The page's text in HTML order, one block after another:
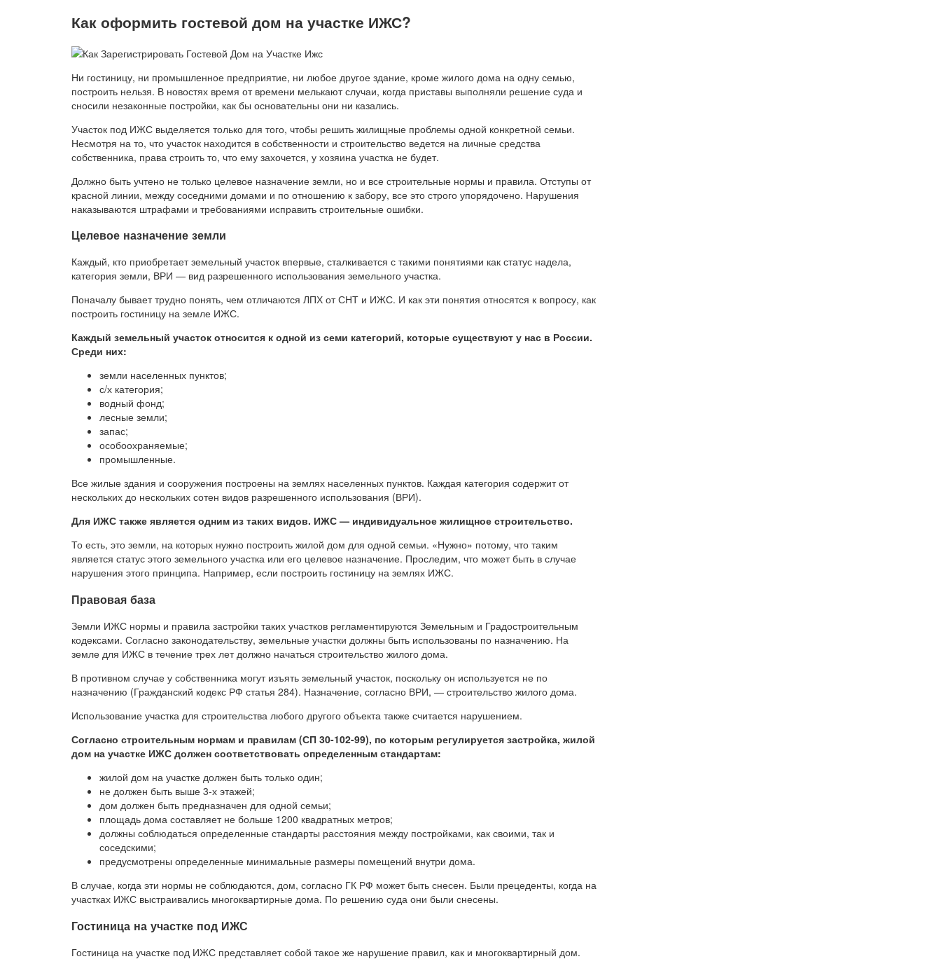
Как оформить гостевой дом на участке ИЖС?
Ни гостиницу, ни промышленное предприятие, ни любое другое здание, кроме жилого дома на одну семью,
построить нельзя. В новостях время от времени мелькают случаи, когда приставы выполняли решение суда и
сносили незаконные постройки, как бы основательны они ни казались.
Участок под ИЖС выделяется только для того, чтобы решить жилищные проблемы одной конкретной семьи.
Несмотря на то, что участок находится в собственности и строительство ведется на личные средства
собственника, права строить то, что ему захочется, у хозяина участка не будет.
Должно быть учтено не только целевое назначение земли, но и все строительные нормы и правила. Отступы от
красной линии, между соседними домами и по отношению к забору, все это строго упорядочено. Нарушения
наказываются штрафами и требованиями исправить строительные ошибки.
Целевое назначение земли
Каждый, кто приобретает земельный участок впервые, сталкивается с такими понятиями как статус надела,
категория земли, ВРИ — вид разрешенного использования земельного участка.
Поначалу бывает трудно понять, чем отличаются ЛПХ от СНТ и ИЖС. И как эти понятия относятся к вопросу, как
построить гостиницу на земле ИЖС.
Каждый земельный участок относится к одной из семи категорий, которые существуют у нас в России.
Среди них:
земли населенных пунктов;
с/х категория;
водный фонд;
лесные земли;
запас;
особоохраняемые;
промышленные.
Все жилые здания и сооружения построены на землях населенных пунктов. Каждая категория содержит от
нескольких до нескольких сотен видов разрешенного использования (ВРИ).
Для ИЖС также является одним из таких видов. ИЖС — индивидуальное жилищное строительство.
То есть, это земли, на которых нужно построить жилой дом для одной семьи. «Нужно» потому, что таким
является статус этого земельного участка или его целевое назначение. Проследим, что может быть в случае
нарушения этого принципа. Например, если построить гостиницу на землях ИЖС.
Правовая база
Земли ИЖС нормы и правила застройки таких участков регламентируются Земельным и Градостроительным
кодексами. Согласно законодательству, земельные участки должны быть использованы по назначению. На
земле для ИЖС в течение трех лет должно начаться строительство жилого дома.
В противном случае у собственника могут изъять земельный участок, поскольку он используется не по
назначению (Гражданский кодекс РФ статья 284). Назначение, согласно ВРИ, — строительство жилого дома.
Использование участка для строительства любого другого объекта также считается нарушением.
Согласно строительным нормам и правилам (СП 30-102-99), по которым регулируется застройка, жилой
дом на участке ИЖС должен соответствовать определенным стандартам:
жилой дом на участке должен быть только один;
не должен быть выше 3-х этажей;
дом должен быть предназначен для одной семьи;
площадь дома составляет не больше 1200 квадратных метров;
должны соблюдаться определенные стандарты расстояния между постройками, как своими, так и
соседскими;
предусмотрены определенные минимальные размеры помещений внутри дома.
В случае, когда эти нормы не соблюдаются, дом, согласно ГК РФ может быть снесен. Были прецеденты, когда на
участках ИЖС выстраивались многоквартирные дома. По решению суда они были снесены.
Гостиница на участке под ИЖС
Гостиница на участке под ИЖС представляет собой такое же нарушение правил, как и многоквартирный дом.